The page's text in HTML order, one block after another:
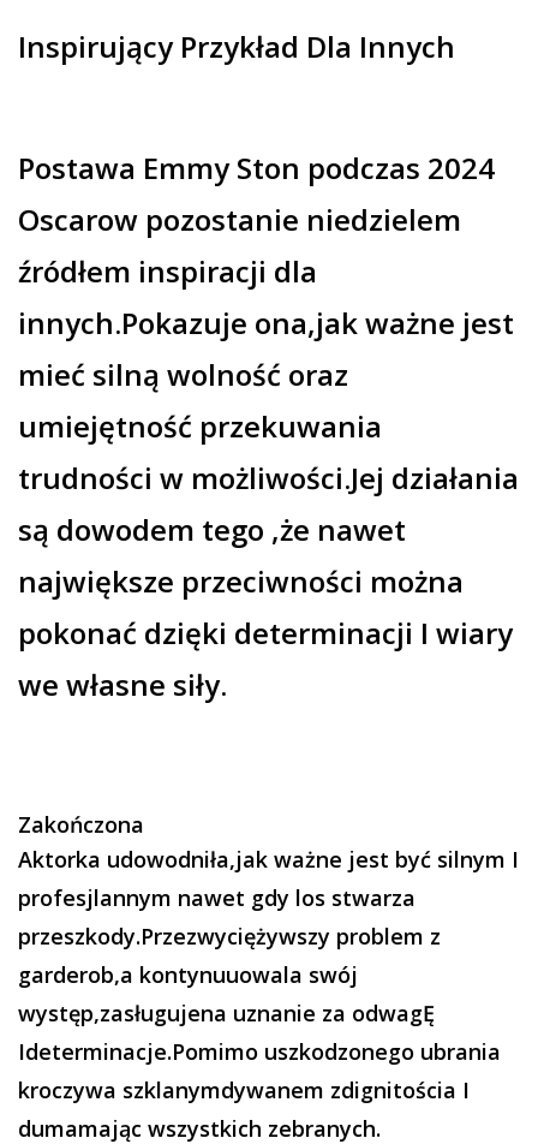
Inspirujący Przykład Dla Innych
Postawa Emmy Ston podczas 2024
Oscarow pozostanie niedzielem
źródłem inspiracji dla
innych.Pokazuje ona,jak ważne jest
mieć silną wolność oraz
umiejętność przekuwania
trudności w możliwości.Jej działania
są dowodem tego ,że nawet
największe przeciwności można
pokonać dzięki determinacji I wiary
we własne siły.
Zakończona
Aktorka udowodniła,jak ważne jest być silnym I
profesjlannym nawet gdy los stwarza
przeszkody.Przezwyciężywszy problem z
garderob,a kontynuuowala swój
występ,zasługujena uznanie za odwagĘ
Ideterminacje.Pomimo uszkodzonego ubrania
kroczywa szklanymdywanem zdignitościa I
dumamając wszystkich zebranych.